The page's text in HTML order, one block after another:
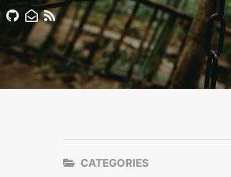
CATEGORIES